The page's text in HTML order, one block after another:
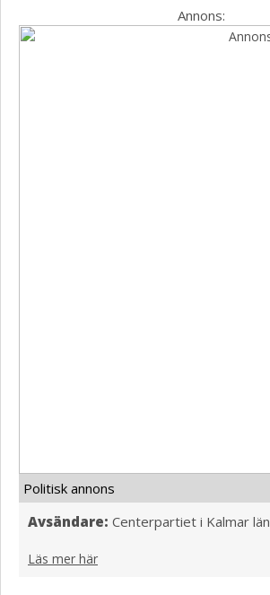
Annons:
Politisk annons
Avsändare: Centerpartiet i Kalmar län
Läs mer här